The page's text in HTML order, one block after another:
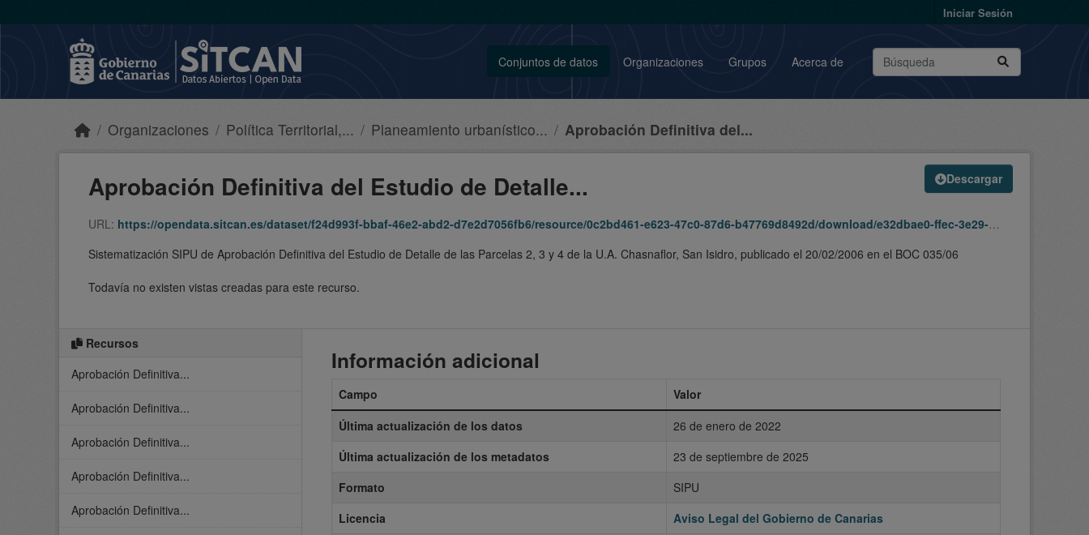
Iniciar Sesión
Conjuntos de datos Organizaciones Grupos Acerca de
Organizaciones Política Territorial,... Planeamiento urbanístico... Aprobación Definitiva del...
Descargar
Aprobación Definitiva del Estudio de Detalle...
URL: https://opendata.sitcan.es/dataset/f24d993f-bbaf-46e2-abd2-d7e2d7056fb6/resource/0c2bd461-e623-47c0-87d6-b47769d8492d/download/e32dbae0-ffec-3e29-893c-1bb482849ad9.zip
Sistematización SIPU de Aprobación Definitiva del Estudio de Detalle de las Parcelas 2, 3 y 4 de la U.A. Chasnaflor, San Isidro, publicado el 20/02/2006 en el BOC 035/06
Todavía no existen vistas creadas para este recurso.
Recursos
Aprobación Definitiva...
Aprobación Definitiva...
Aprobación Definitiva...
Aprobación Definitiva...
Aprobación Definitiva...
Información adicional
Campo
Valor
Última actualización de los datos
26 de enero de 2022
Última actualización de los metadatos
23 de septiembre de 2025
Formato
SIPU
Licencia
Aviso Legal del Gobierno de Canarias